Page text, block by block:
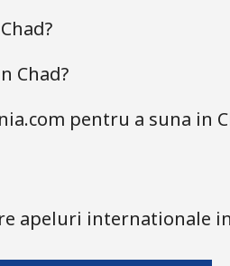
Chad?
pentru a suna in
apeluri internationale in